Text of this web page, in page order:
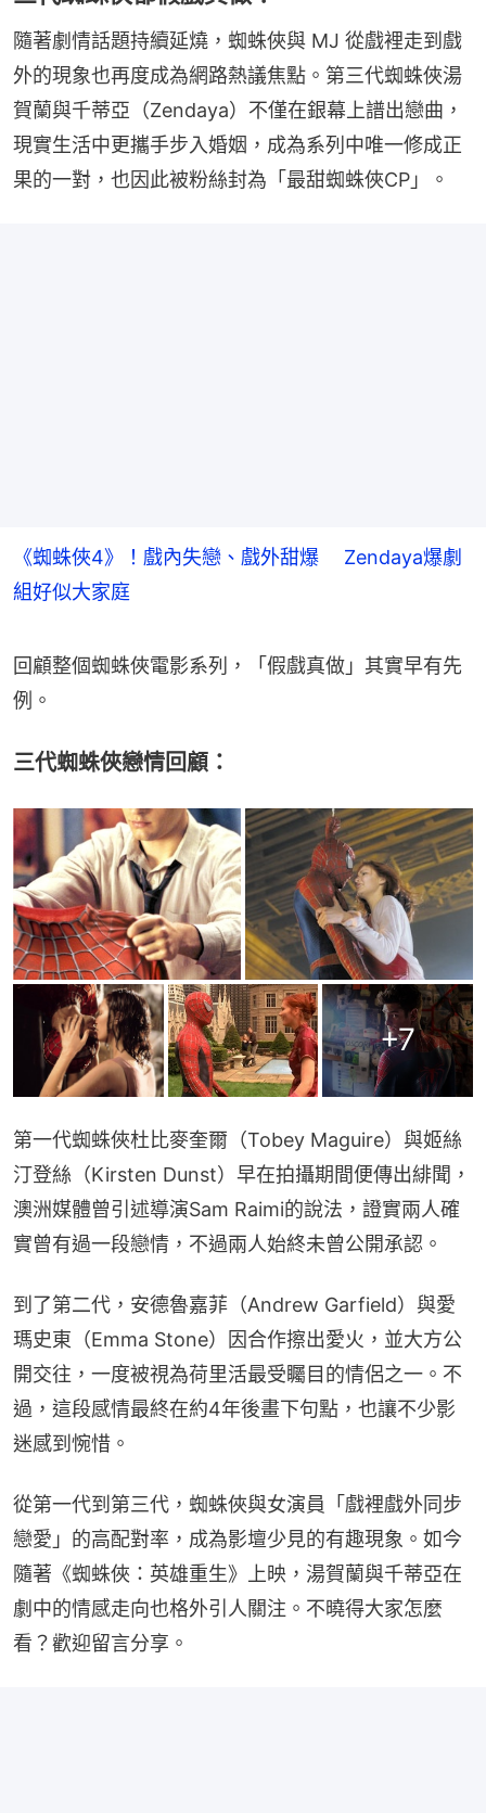
隨著劇情話題持續延燒，蜘蛛俠與 MJ 從戲裡走到戲
外的現象也再度成為網路熱議焦點。第三代蜘蛛俠湯
賀蘭與千蒂亞（Zendaya）不僅在銀幕上譜出戀曲，
現實生活中更攜手步入婚姻，成為系列中唯一修成正
果的一對，也因此被粉絲封為「最甜蜘蛛俠CP」。
《蜘蛛俠4》！戲內失戀、戲外甜爆 Zendaya爆劇
組好似大家庭
回顧整個蜘蛛俠電影系列，「假戲真做」其實早有先
例。
三代蜘蛛俠戀情回顧：
+7
第一代蜘蛛俠杜比麥奎爾（Tobey Maguire）與姬絲
汀登絲（Kirsten Dunst）早在拍攝期間便傳出緋聞，
澳洲媒體曾引述導演Sam Raimi的說法，證實兩人確
實曾有過一段戀情，不過兩人始終未曾公開承認。
到了第二代，安德魯嘉菲（Andrew Garfield）與愛
瑪史東（Emma Stone）因合作擦出愛火，並大方公
開交往，一度被視為荷里活最受矚目的情侶之一。不
過，這段感情最終在約4年後畫下句點，也讓不少影
迷感到惋惜。
從第一代到第三代，蜘蛛俠與女演員「戲裡戲外同步
戀愛」的高配對率，成為影壇少見的有趣現象。如今
隨著《蜘蛛俠：英雄重生》上映，湯賀蘭與千蒂亞在
劇中的情感走向也格外引人關注。不曉得大家怎麼
看？歡迎留言分享。